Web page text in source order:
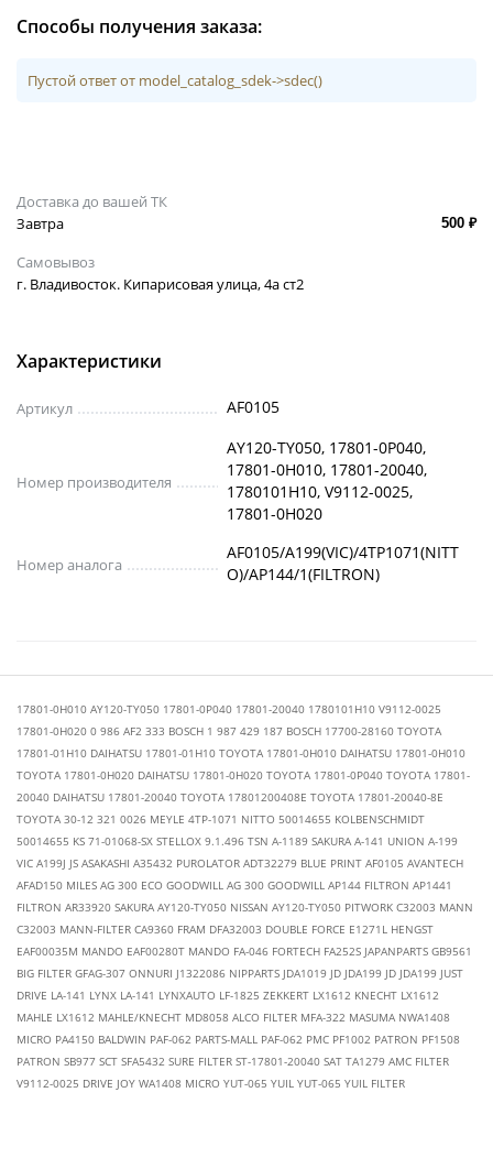
Способы получения заказа:
Пустой ответ от model_catalog_sdek->sdec()
Доставка до вашей ТК
Завтра
500 ₽
Самовывоз
г. Владивосток. Кипарисовая улица, 4а ст2
Характеристики
Артикул AF0105
Номер производителя
AY120-TY050, 17801-0P040,
17801-0H010, 17801-20040,
1780101H10, V9112-0025,
17801-0H020
Номер аналога
AF0105/A199(VIC)/4TP1071(NITT
O)/AP144/1(FILTRON)
17801-0H010 AY120-TY050 17801-0P040 17801-20040 1780101H10 V9112-0025
17801-0H020 0 986 AF2 333 BOSCH 1 987 429 187 BOSCH 17700-28160 TOYOTA
17801-01H10 DAIHATSU 17801-01H10 TOYOTA 17801-0H010 DAIHATSU 17801-0H010
TOYOTA 17801-0H020 DAIHATSU 17801-0H020 TOYOTA 17801-0P040 TOYOTA 17801-
20040 DAIHATSU 17801-20040 TOYOTA 17801200408E TOYOTA 17801-20040-8E
TOYOTA 30-12 321 0026 MEYLE 4TP-1071 NITTO 50014655 KOLBENSCHMIDT
50014655 KS 71-01068-SX STELLOX 9.1.496 TSN A-1189 SAKURA A-141 UNION A-199
VIC A199J JS ASAKASHI A35432 PUROLATOR ADT32279 BLUE PRINT AF0105 AVANTECH
AFAD150 MILES AG 300 ECO GOODWILL AG 300 GOODWILL AP144 FILTRON AP1441
FILTRON AR33920 SAKURA AY120-TY050 NISSAN AY120-TY050 PITWORK C32003 MANN
C32003 MANN-FILTER CA9360 FRAM DFA32003 DOUBLE FORCE E1271L HENGST
EAF00035M MANDO EAF00280T MANDO FA-046 FORTECH FA252S JAPANPARTS GB9561
BIG FILTER GFAG-307 ONNURI J1322086 NIPPARTS JDA1019 JD JDA199 JD JDA199 JUST
DRIVE LA-141 LYNX LA-141 LYNXAUTO LF-1825 ZEKKERT LX1612 KNECHT LX1612
MAHLE LX1612 MAHLE/KNECHT MD8058 ALCO FILTER MFA-322 MASUMA NWA1408
MICRO PA4150 BALDWIN PAF-062 PARTS-MALL PAF-062 PMC PF1002 PATRON PF1508
PATRON SB977 SCT SFA5432 SURE FILTER ST-17801-20040 SAT TA1279 AMC FILTER
V9112-0025 DRIVE JOY WA1408 MICRO YUT-065 YUIL YUT-065 YUIL FILTER